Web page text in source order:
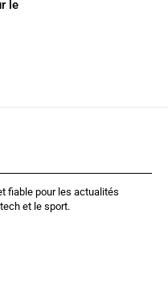
le
fiable pour les actualités
et le sport.